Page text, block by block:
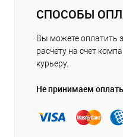
СПОСОБЫ
Вы можете оплатить
расчету на счет
курьеру.
Не принимаем